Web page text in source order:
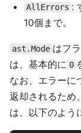
AllErrors :
10個まで。
ast.Mode はフ
は、基本的に 0
なお、エラーに
返却されるため、
は、以下のよう